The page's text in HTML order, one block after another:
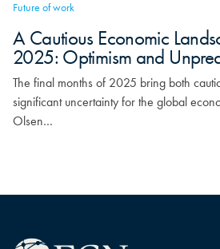
Future of work
A Cautious Economic
2025: Optimism and
The final months of 2025 bring both
significant uncertainty for the global
Olsen…